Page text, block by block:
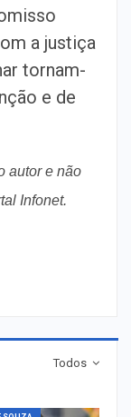
a justiça
tornam-
e de
autor e não
Infonet.
Todos